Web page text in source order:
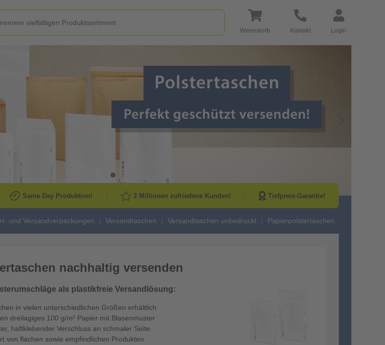
Warenkorb Kontakt Login
Same Day Produktion! 2 Millionen zufriedene Kunden! Tiefpreis-Garantie!
und Versandverpackungen Versandtaschen Versandtaschen unbedruckt Papierpolstertaschen
nachhaltig versenden
als plastikfreie Versandlösung:
in vielen unterschiedlichen Größen erhältlich
dreilagiges 100 g/m² Papier mit Blasenmuster
haftklebender Verschluss an schmaler Seite
von flachen sowie empfindlichen Produkten